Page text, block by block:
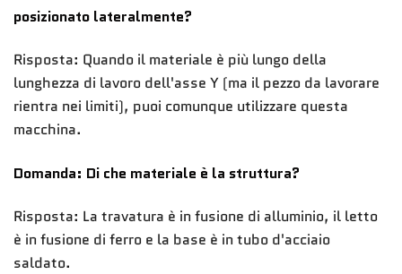
posizionato lateralmente?
Risposta: Quando il materiale è più lungo della
lunghezza di lavoro dell'asse Y (ma il pezzo da lavorare
rientra nei limiti), puoi comunque utilizzare questa
macchina.
Domanda: Di che materiale è la struttura?
Risposta: La travatura è in fusione di alluminio, il letto
è in fusione di ferro e la base è in tubo d'acciaio
saldato.